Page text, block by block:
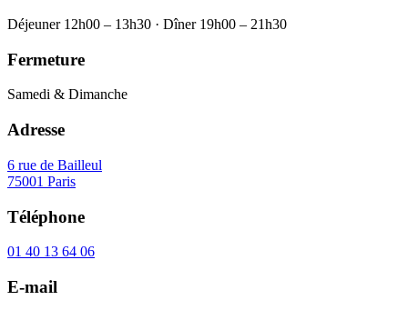
Déjeuner 12h00 – 13h30 · Dîner 19h00 – 21h30
Fermeture
Samedi & Dimanche
Adresse
6 rue de Bailleul
75001 Paris
Téléphone
01 40 13 64 06
E-mail